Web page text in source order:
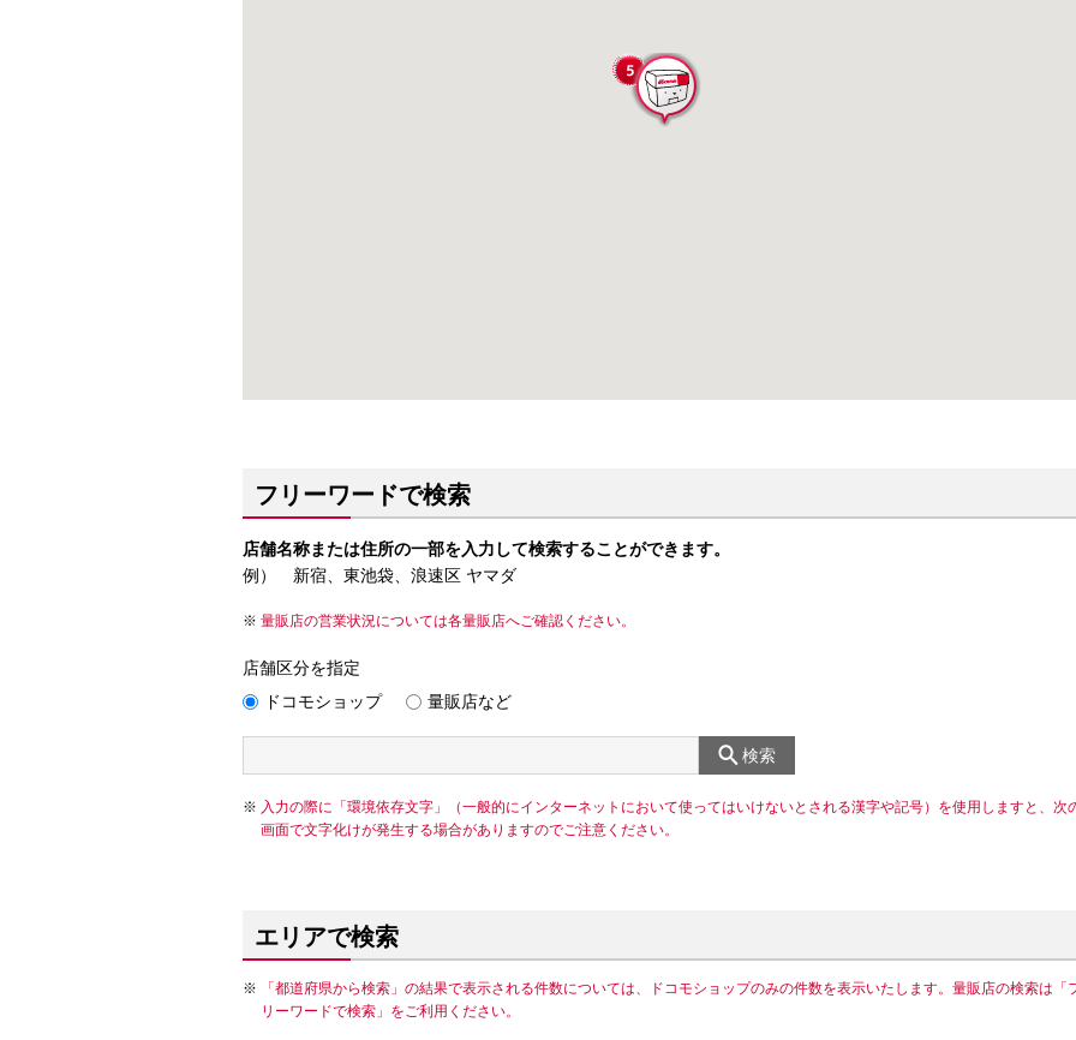
フリーワードで検索
店舗名称または住所の一部を入力して検索することができます。
例） 新宿、東池袋、浪速区 ヤマダ
量販店の営業状況については各量販店へご確認ください。
店舗区分を指定
ドコモショップ
量販店など
検索
入力の際に「環境依存文字」（一般的にインターネットにおいて使ってはいけないとされる漢字や記号）を使用しますと、次
画面で文字化けが発生する場合がありますのでご注意ください。
エリアで検索
「都道府県から検索」の結果で表示される件数については、ドコモショップのみの件数を表示いたします。量販店の検索は「
リーワードで検索」をご利用ください。